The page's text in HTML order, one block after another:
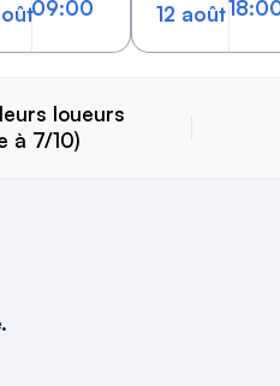
12 août
loueurs
à 7/10)